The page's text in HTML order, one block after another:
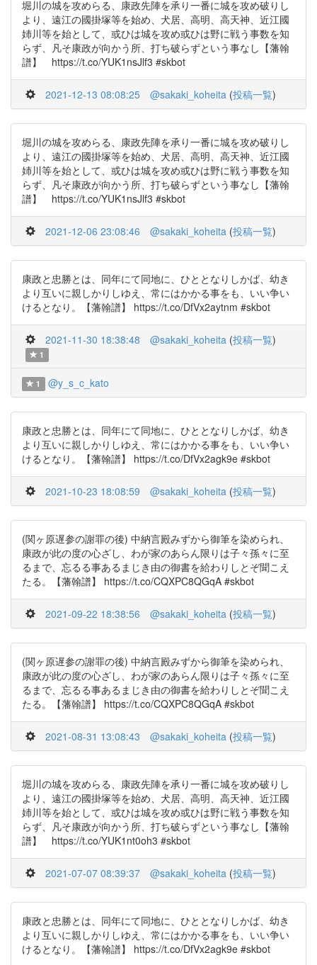
堀川の城を攻めらる、康政先陣を承り一番に城を攻め破りし
より、遠江の國掛塚等を始め、犬居、高明、高天神、近江國
姉川等を始として、或ひは城を攻め或ひは野に戦う事数を知
らず、凡そ康政が向かう所、打ち破らずという事なし【藩翰
譜】 https://t.co/YUK1nsJlf3 #skbot
2021-12-13 08:08:25 @sakaki_koheita (投稿一覧)
堀川の城を攻めらる、康政先陣を承り一番に城を攻め破りし
より、遠江の國掛塚等を始め、犬居、高明、高天神、近江國
姉川等を始として、或ひは城を攻め或ひは野に戦う事数を知
らず、凡そ康政が向かう所、打ち破らずという事なし【藩翰
譜】 https://t.co/YUK1nsJlf3 #skbot
2021-12-06 23:08:46 @sakaki_koheita (投稿一覧)
康政と忠勝とは、同年にて同地に、ひととなりしかば、幼き
より互いに親しかりしゆえ、常にはかかる事をも、いい争い
けるとなり。【藩翰譜】 https://t.co/DfVx2aytnm #skbot
2021-11-30 18:38:48 @sakaki_koheita (投稿一覧)
1
1 @y_s_c_kato
康政と忠勝とは、同年にて同地に、ひととなりしかば、幼き
より互いに親しかりしゆえ、常にはかかる事をも、いい争い
けるとなり。【藩翰譜】 https://t.co/DfVx2agk9e #skbot
2021-10-23 18:08:59 @sakaki_koheita (投稿一覧)
(関ヶ原遅参の謝罪の後) 中納言殿みずから御筆を染められ、
康政が此の度の心ざし、わが家のあらん限りは子々孫々に至
るまで、忘るる事あるまじき由の御書を給わりしとぞ聞こえ
たる。【藩翰譜】 https://t.co/CQXPC8QGqA #skbot
2021-09-22 18:38:56 @sakaki_koheita (投稿一覧)
(関ヶ原遅参の謝罪の後) 中納言殿みずから御筆を染められ、
康政が此の度の心ざし、わが家のあらん限りは子々孫々に至
るまで、忘るる事あるまじき由の御書を給わりしとぞ聞こえ
たる。【藩翰譜】 https://t.co/CQXPC8QGqA #skbot
2021-08-31 13:08:43 @sakaki_koheita (投稿一覧)
堀川の城を攻めらる、康政先陣を承り一番に城を攻め破りし
より、遠江の國掛塚等を始め、犬居、高明、高天神、近江國
姉川等を始として、或ひは城を攻め或ひは野に戦う事数を知
らず、凡そ康政が向かう所、打ち破らずという事なし【藩翰
譜】 https://t.co/YUK1nt0oh3 #skbot
2021-07-07 08:39:37 @sakaki_koheita (投稿一覧)
康政と忠勝とは、同年にて同地に、ひととなりしかば、幼き
より互いに親しかりしゆえ、常にはかかる事をも、いい争い
けるとなり。【藩翰譜】 https://t.co/DfVx2agk9e #skbot